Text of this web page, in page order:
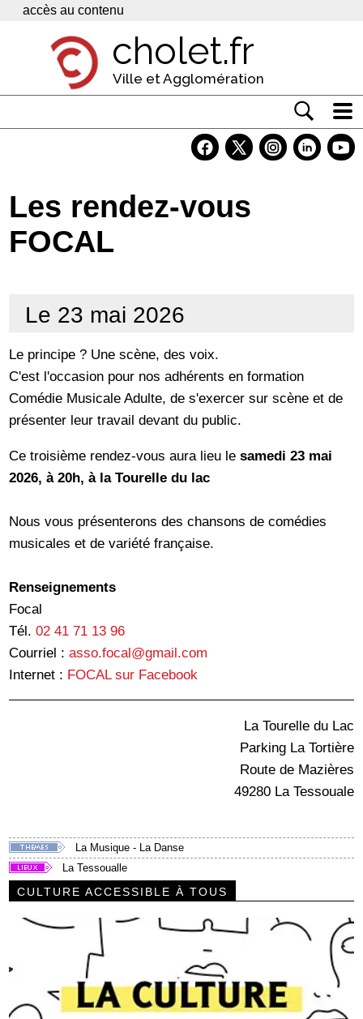
Panneau de gestion des cookies
accès au contenu
cholet.fr
Ville et Agglomération
Economie
Services
Les rendez-vous
FOCAL
Le 23 mai 2026
Le principe ? Une scène, des voix.
C'est l'occasion pour nos adhérents en formation
Comédie Musicale Adulte, de s'exercer sur scène et de
présenter leur travail devant du public.
Ce troisième rendez-vous aura lieu lesamedi 23 mai
2026, à 20h, à la Tourelle du lac
Nous vous présenterons des chansons de comédies
musicales et de variété française.
Renseignements
Focal
Tél.02 41 71 13 96
Courriel :asso.focal@gmail.com
Internet : FOCAL sur Facebook
La Tourelle du Lac
Parking La Tortière
Route de Mazières
49280 La Tessouale
La Musique - La Danse
La Tessoualle
CULTURE ACCESSIBLE À TOUS